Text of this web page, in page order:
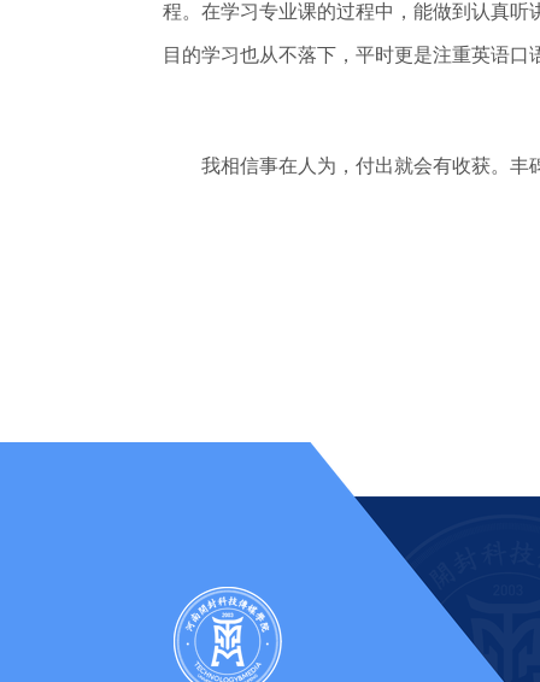
程。在学习专业课的过程中，能做到认真
目的学习也从不落下，平时更是注重英语口
我相信事在人为，付出就会有收获。丰